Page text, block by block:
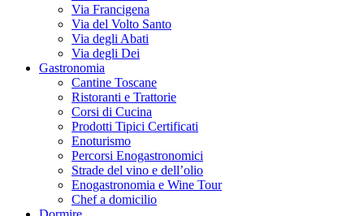
Via Francigena
Via del Volto Santo
Via degli Abati
Via degli Dei
Gastronomia
Cantine Toscane
Ristoranti e Trattorie
Corsi di Cucina
Prodotti Tipici Certificati
Enoturismo
Percorsi Enogastronomici
Strade del vino e dell’olio
Enogastronomia e Wine Tour
Chef a domicilio